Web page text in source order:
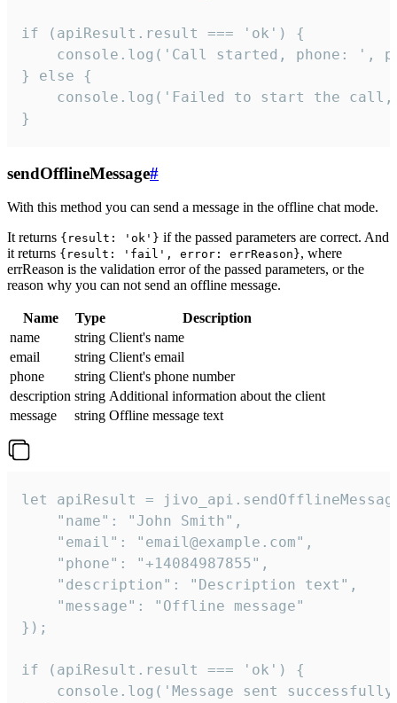
if (apiResult.result === 'ok') {
console.log('Call started, phone: ',
} else {
console.log('Failed to start the
}
sendOfflineMessage#
With this method you can send a message in the offline chat mode.
It returns {result: 'ok'} if the passed parameters are correct. And
it returns {result: 'fail', error: errReason}, where
errReason is the validation error of the passed parameters, or the
reason why you can not send an offline message.
Name Type
Description
name
string Client's name
email
string Client's email
phone
string Client's phone number
description string Additional information about the client
message
string Offline message text
let apiResult =
    "name": "John Smith",
    "email": "email@example.com",
    "phone": "+14084987855",
    "description": "Description text",
    "message": "Offline message"
});
if (apiResult.result === 'ok') {
console.log('Message sent